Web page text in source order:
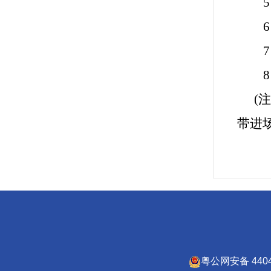
(
带进
粤公网安备